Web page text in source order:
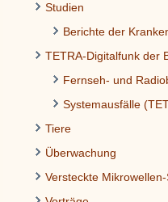
Studien
Berichte der
TETRA-Digitalfunk der
Fernseh- und
Systemausfälle
Tiere
Überwachung
Versteckte